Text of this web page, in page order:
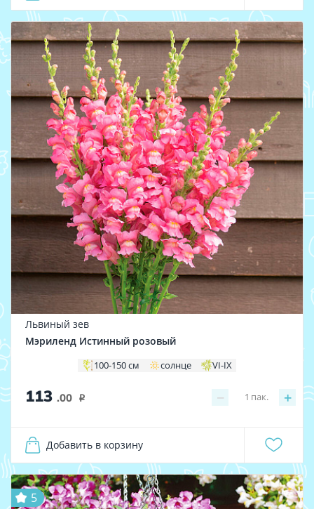
Львиный зев
Мэриленд Истинный розовый
100-150 см солнце VI-IX
113 .00 i − +
1 пак.
Добавить в корзину
5